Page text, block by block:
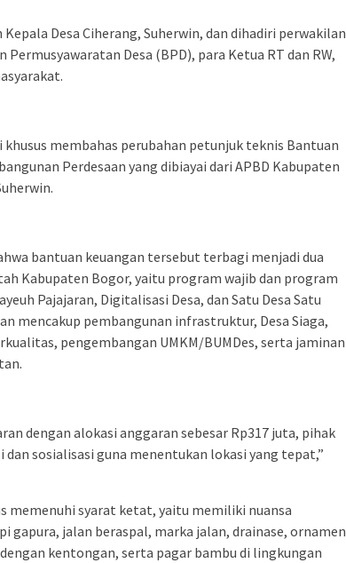
Desa Ciherang, Suherwin, dan dihadiri perwakilan
Desa (BPD), para Ketua RT dan RW,
khusus membahas perubahan petunjuk teknis Bantuan
Perdesaan yang dibiayai dari APBD Kabupaten
bantuan keuangan tersebut terbagi menjadi dua
Kabupaten Bogor, yaitu program wajib dan program
Pajajaran, Digitalisasi Desa, dan Satu Desa Satu
mencakup pembangunan infrastruktur, Desa Siaga,
pengembangan UMKM/BUMDes, serta jaminan
dengan alokasi anggaran sebesar Rp317 juta, pihak
sosialisasi guna menentukan lokasi yang tepat,”
memenuhi syarat ketat, yaitu memiliki nuansa
gapura, jalan beraspal, marka jalan, drainase, ornamen
kentongan, serta pagar bambu di lingkungan